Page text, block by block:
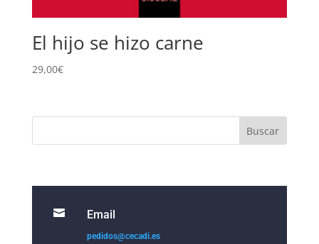
El hijo se hizo carne
29,00€
 Email
pedidos@cecadi.es